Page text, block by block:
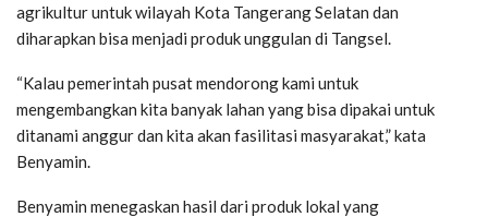
agrikultur untuk wilayah Kota Tangerang Selatan dan
diharapkan bisa menjadi produk unggulan di Tangsel.
“Kalau pemerintah pusat mendorong kami untuk
mengembangkan kita banyak lahan yang bisa dipakai untuk
ditanami anggur dan kita akan fasilitasi masyarakat,” kata
Benyamin.
Benyamin menegaskan hasil dari produk lokal yang